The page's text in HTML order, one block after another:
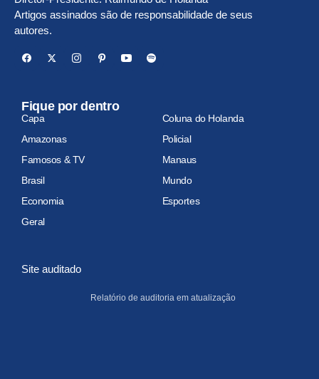
Artigos assinados são de responsabilidade de seus
autores.
Fique por dentro
Capa
Coluna do Holanda
Amazonas
Policial
Famosos & TV
Manaus
Brasil
Mundo
Economia
Esportes
Geral
Site auditado
Relatório de auditoria em atualização